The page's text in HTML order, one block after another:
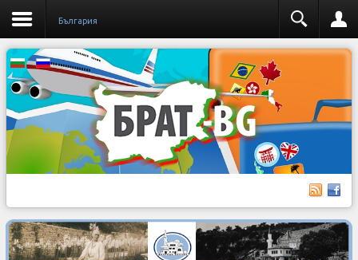
България